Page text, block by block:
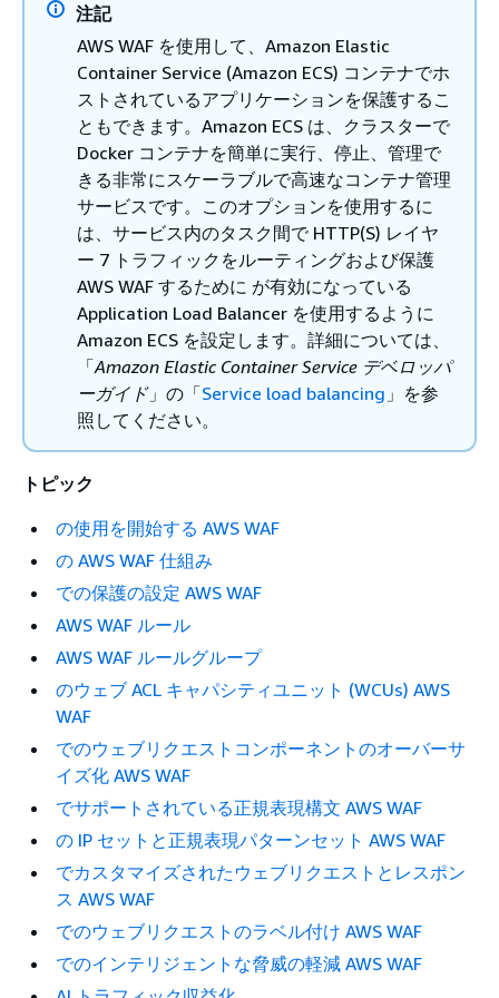
注記
AWS WAF を使用して、Amazon Elastic
Container Service (Amazon ECS) コンテナでホ
ストされているアプリケーションを保護するこ
ともできます。Amazon ECS は、クラスターで
Docker コンテナを簡単に実行、停止、管理で
きる非常にスケーラブルで高速なコンテナ管理
サービスです。このオプションを使用するに
は、サービス内のタスク間で HTTP(S) レイヤ
ー 7 トラフィックをルーティングおよび保護
AWS WAF するために が有効になっている
Application Load Balancer を使用するように
Amazon ECS を設定します。詳細については、
「Amazon Elastic Container Service デベロッパ
ーガイド」の「Service load balancing 」を参
照してください。
トピック
の使用を開始する AWS WAF
の AWS WAF 仕組み
での保護の設定 AWS WAF
AWS WAF ルール
AWS WAF ルールグループ
のウェブ ACL キャパシティユニット (WCUs) AWS
WAF
でのウェブリクエストコンポーネントのオーバーサ
イズ化 AWS WAF
でサポートされている正規表現構文 AWS WAF
の IP セットと正規表現パターンセット AWS WAF
でカスタマイズされたウェブリクエストとレスポン
ス AWS WAF
でのウェブリクエストのラベル付け AWS WAF
でのインテリジェントな脅威の軽減 AWS WAF